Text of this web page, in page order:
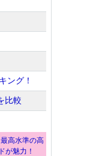
ング！
比較
高水準の高
が魅力！